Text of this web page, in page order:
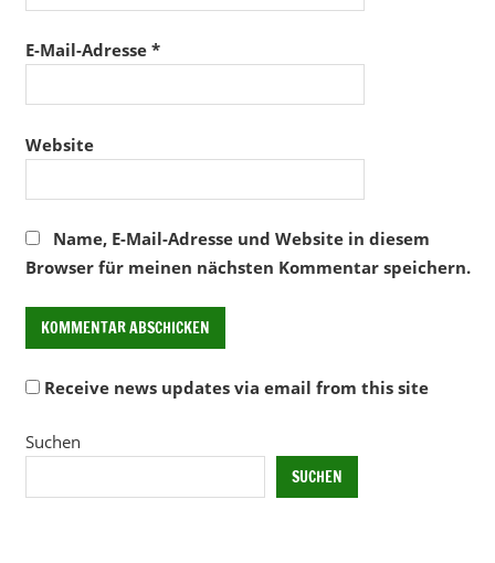
E-Mail-Adresse *
Website
Name, E-Mail-Adresse und Website in diesem
Browser für meinen nächsten Kommentar speichern.
Receive news updates via email from this site
Alternative:
Suchen
SUCHEN